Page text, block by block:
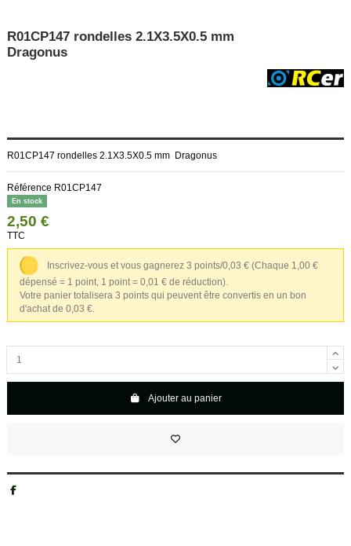
R01CP147 rondelles 2.1X3.5X0.5 mm
Dragonus
R01CP147 rondelles 2.1X3.5X0.5 mm Dragonus
Référence R01CP147
En stock
2,50 €
TTC
Inscrivez-vous et vous gagnerez 3 points/0,03 € (Chaque 1,00 €
dépensé = 1 point, 1 point = 0,01 € de réduction).
Votre panier totalisera 3 points qui peuvent être convertis en un bon
d'achat de 0,03 €.
Ajouter au panier